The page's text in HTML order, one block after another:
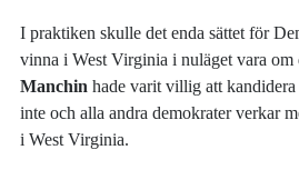
I praktiken skulle det enda sättet för
vinna i West Virginia i nuläget vara om
Manchin hade varit villig att
inte och alla andra demokrater verkar
i West Virginia.